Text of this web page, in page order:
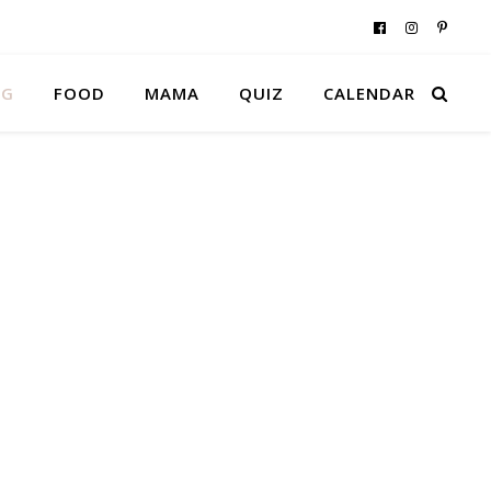
FOOD MAMA QUIZ CALENDAR